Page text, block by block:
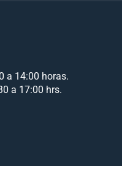
a 14:00 horas.
a 17:00 hrs.